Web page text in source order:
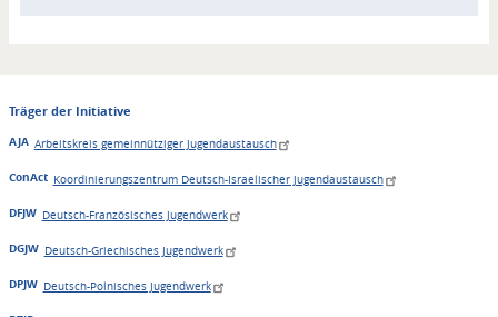
Träger der Initiative
AJA Arbeitskreis gemeinnütziger Jugendaustausch
ConAct Koordinierungszentrum Deutsch-Israelischer Jugendaustausch
DFJW Deutsch-Französisches Jugendwerk
DGJW Deutsch-Griechisches Jugendwerk
DPJW Deutsch-Polnisches Jugendwerk